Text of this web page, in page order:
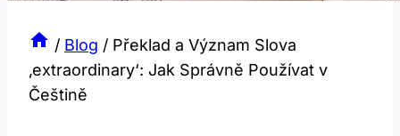
/ Blog / Překlad a Význam Slova
‚extraordinary‘: Jak Správně Používat v
Češtině